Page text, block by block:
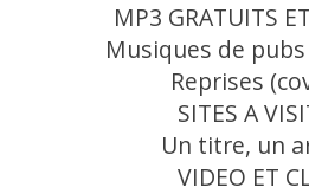
MP3 GRATUITS
Musiques de
Reprises
SITES A
Un titre, un
VIDEO ET